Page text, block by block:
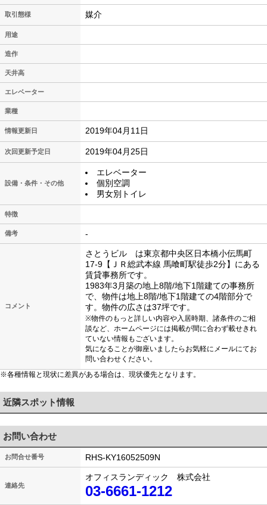
取引態様 媒介
用途
造作
天井高
エレベーター
業種
情報更新日 2019年04月11日
次回更新予定日 2019年04月25日
設備・条件・その他
エレベーター
個別空調
男女別トイレ
特徴
備考 -
コメント
さとうビル は東京都中央区日本橋小伝馬町
17-9【ＪＲ総武本線 馬喰町駅徒歩2分】にある
賃貸事務所です。
1983年3月築の地上8階/地下1階建ての事務所
で、物件は地上8階/地下1階建ての4階部分で
す。物件の広さは37坪です。
※物件のもっと詳しい内容や入居時期、諸条件のご相
談など、ホームページには掲載が間に合わず載せきれ
ていない情報もございます。
気になることが御座いましたらお気軽にメールにてお
問い合わせください。
※各種情報と現状に差異がある場合は、現状優先となります。
近隣スポット情報
お問い合わせ
お問合せ番号 RHS-KY16052509N
連絡先
オフィスランディック 株式会社
03-6661-1212